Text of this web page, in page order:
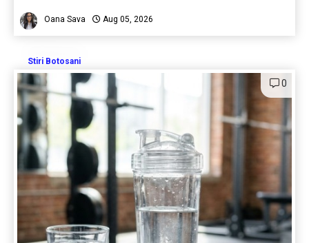
Oana Sava Aug 05, 2026
Stiri Botosani
0